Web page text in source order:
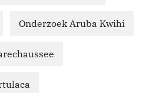
Onderzoek Aruba Kwihi